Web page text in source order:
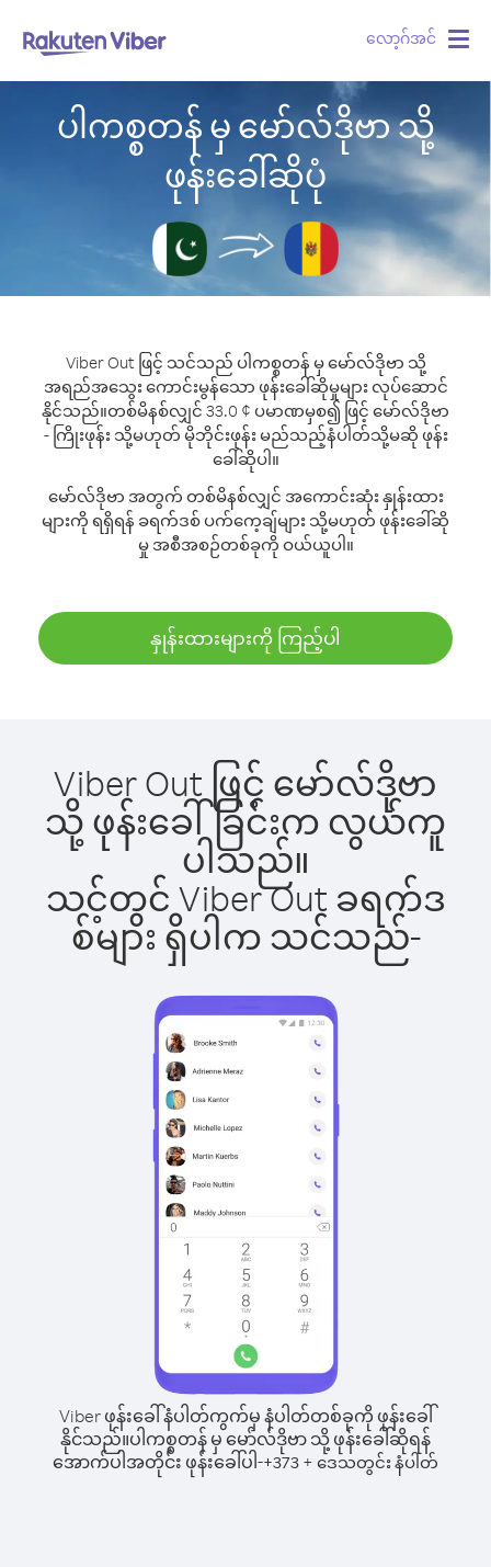
လော့ဂ်အင်
ပါကစ္စတန် မှ မော်လ်ဒိုဗာ သို့
ဖုန်းခေါ်ဆိုပုံ
Viber Out ဖြင့် သင်သည် ပါကစ္စတန် မှ မော်လ်ဒိုဗာ သို့
အရည်အသွေး ကောင်းမွန်သော ဖုန်းခေါ်ဆိုမှုများ လုပ်ဆောင်
နိုင်သည်။တစ်မိနစ်လျှင် 33.0 ¢ ပမာဏမှစ၍ ဖြင့် မော်လ်ဒိုဗာ
- ကြိုးဖုန်း သို့မဟုတ် မိုဘိုင်းဖုန်း မည်သည့်နံပါတ်သို့မဆို ဖုန်း
ခေါ်ဆိုပါ။
မော်လ်ဒိုဗာ အတွက် တစ်မိနစ်လျှင် အကောင်းဆုံး နှုန်းထား
များကို ရရှိရန် ခရက်ဒစ် ပက်ကေ့ချ်များ သို့မဟုတ် ဖုန်းခေါ်ဆို
မှု အစီအစဉ်တစ်ခုကို ဝယ်ယူပါ။
နှုန်းထားများကို ကြည့်ပါ
Viber Out ဖြင့် မော်လ်ဒိုဗာ
သို့ ဖုန်းခေါ်ခြင်းက လွယ်ကူ
ပါသည်။
သင့်တွင် Viber Out ခရက်ဒ
စ်များ ရှိပါက သင်သည်-
Viber ဖုန်းခေါ်နံပါတ်ကွက်မှ နံပါတ်တစ်ခုကို ဖုန်းခေါ်
နိုင်သည်။ပါကစ္စတန် မှ မော်လ်ဒိုဗာ သို့ ဖုန်းခေါ်ဆိုရန်
အောက်ပါအတိုင်း ဖုန်းခေါ်ပါ-+373 + ဒေသတွင်း နံပါတ်